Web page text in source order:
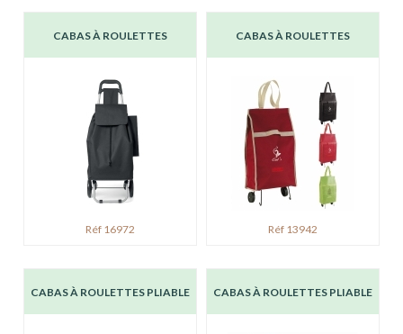
CABAS À ROULETTES
Réf 16972
CABAS À ROULETTES
Réf 13942
CABAS À ROULETTES PLIABLE CABAS À ROULETTES PLIABLE